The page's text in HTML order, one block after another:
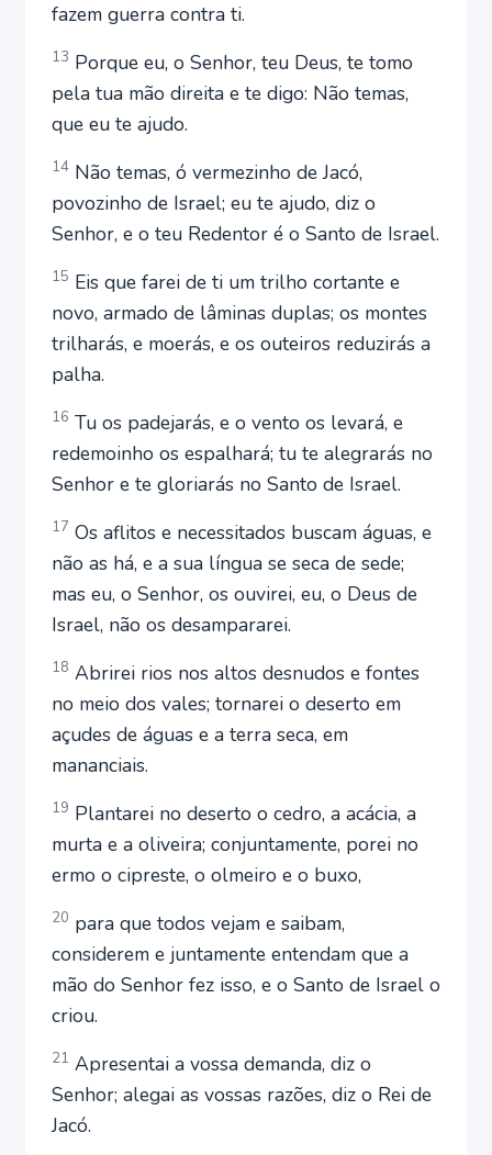
fazem guerra contra ti.
13 Porque eu, o Senhor, teu Deus, te tomo
pela tua mão direita e te digo: Não temas,
que eu te ajudo.
14 Não temas, ó vermezinho de Jacó,
povozinho de Israel; eu te ajudo, diz o
Senhor, e o teu Redentor é o Santo de Israel.
15 Eis que farei de ti um trilho cortante e
novo, armado de lâminas duplas; os montes
trilharás, e moerás, e os outeiros reduzirás a
palha.
16 Tu os padejarás, e o vento os levará, e
redemoinho os espalhará; tu te alegrarás no
Senhor e te gloriarás no Santo de Israel.
17 Os aflitos e necessitados buscam águas, e
não as há, e a sua língua se seca de sede;
mas eu, o Senhor, os ouvirei, eu, o Deus de
Israel, não os desampararei.
18 Abrirei rios nos altos desnudos e fontes
no meio dos vales; tornarei o deserto em
açudes de águas e a terra seca, em
mananciais.
19 Plantarei no deserto o cedro, a acácia, a
murta e a oliveira; conjuntamente, porei no
ermo o cipreste, o olmeiro e o buxo,
20 para que todos vejam e saibam,
considerem e juntamente entendam que a
mão do Senhor fez isso, e o Santo de Israel o
criou.
21 Apresentai a vossa demanda, diz o
Senhor; alegai as vossas razões, diz o Rei de
Jacó.